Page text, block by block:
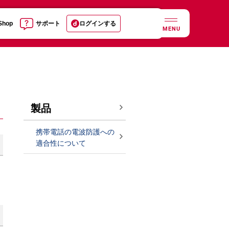
サポート ログインする
MENU
製品
携帯電話の電波防護への
適合性について